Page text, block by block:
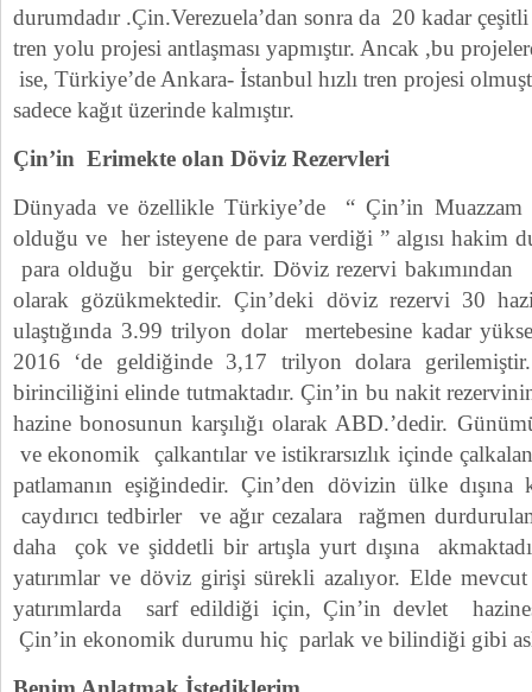
durumdadır .Çin.Verezuela’dan sonra da 20 kadar
tren yolu projesi antlaşması yapmıştır. Ancak ,bu
ise, Türkiye’de Ankara- İstanbul hızlı tren projesi
sadece kağıt üzerinde kalmıştır.
Çin’in Erimekte olan Döviz Rezervleri
Dünyada ve özellikle Türkiye’de “ Çin’in
olduğu ve her isteyene de para verdiği ” algısı hakim
para olduğu bir gerçektir. Döviz rezervi
olarak gözükmektedir. Çin’deki döviz rezervi 30
ulaştığında 3.99 trilyon dolar mertebesine kadar
2016 ‘de geldiğinde 3,17 trilyon dolara
birinciliğini elinde tutmaktadır. Çin’in bu nakit
hazine bonosunun karşılığı olarak ABD.’dedir.
ve ekonomik çalkantılar ve istikrarsızlık içinde
patlamanın eşiğindedir. Çin’den dövizin ülke dışına
caydırıcı tedbirler ve ağır cezalara rağmen
daha çok ve şiddetli bir artışla yurt dışına
yatırımlar ve döviz girişi sürekli azalıyor. Elde
yatırımlarda sarf edildiği için, Çin’in devlet
Çin’in ekonomik durumu hiç parlak ve bilindiği gibi